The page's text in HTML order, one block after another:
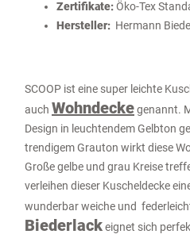
Zertifikate:Öko-Tex
Hersteller: Hermann
SCOOP ist eine super leichte
auch Wohndeckegenannt.
Design in leuchtendem Gelbton
trendigem Grauton wirkt diese
Große gelbe und grau Kreise
verleihen dieser Kuscheldecke
wunderbar weiche und
Biederlackeignet sich